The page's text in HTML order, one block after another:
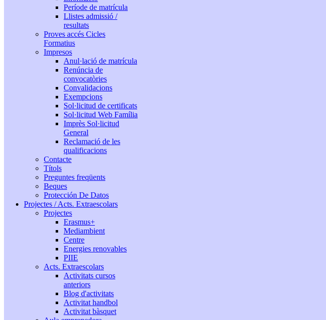
Període de matrícula
Llistes admissió /
resultats
Proves accés Cicles
Formatius
Impresos
Anul·lació de matrícula
Renúncia de
convocatòries
Convalidacions
Exempcions
Sol·licitud de certificats
Sol·licitud Web Família
Imprès Sol·licitud
General
Reclamació de les
qualificacions
Contacte
Títols
Preguntes freqüents
Beques
Protección De Datos
Projectes / Acts. Extraescolars
Projectes
Erasmus+
Mediambient
Centre
Energies renovables
PIIE
Acts. Extraescolars
Activitats cursos
anteriors
Blog d'activitats
Activitat handbol
Activitat bàsquet